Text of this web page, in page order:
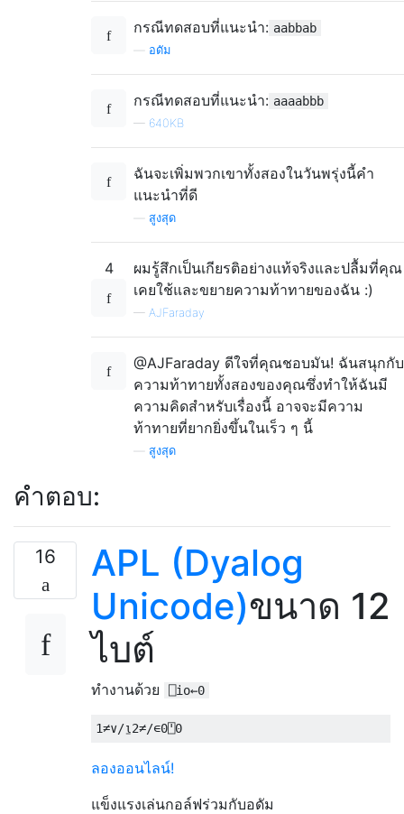
กรณีทดสอบที่แนะนำ: aabbab
อดัม
กรณีทดสอบที่แนะนำ: aaaabbb
— 640KB
ฉันจะเพิ่มพวกเขาทั้งสองในวันพรุ่งนี้คำ
แนะนำที่ดี
สูงสุด
4
ผมรู้สึกเป็นเกียรติอย่างแท้จริงและปลื้มที่คุณ
เคยใช้และขยายความท้าทายของฉัน :)
— AJFaraday
@AJFaraday ดีใจที่คุณชอบมัน! ฉันสนุกกับ
ความท้าทายทั้งสองของคุณซึ่งทำให้ฉันมี
ความคิดสำหรับเรื่องนี้ อาจจะมีความ
ท้าทายที่ยากยิ่งขึ้นในเร็ว ๆ นี้
สูงสุด
คำตอบ:
16
APL (Dyalog
Unicode)ขนาด 12
ไบต์
ทำงานด้วย ⎕io←0
1≠∨/⍸2≠/∊0⍞0
ลองออนไลน์!
แข็งแรงเล่นกอล์ฟร่วมกับอดัม